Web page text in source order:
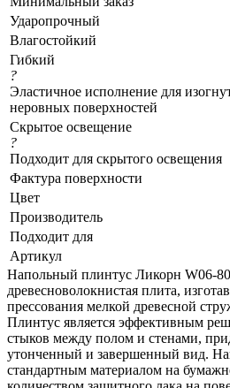
Ударопрочный
Влагостойкий
Гибкий
?
Эластичное исполнение для
неровных поверхностей
Скрытое освещение
?
Подходит для скрытого освещения
Фактура поверхности
Цвет
Производитель
Подходит для
Артикул
Напольный плинтус Ликорн W06-
древесноволокнистая плита,
прессования мелкой древесной
Плинтус является эффективным
стыков между полом и стенами,
утонченный и завершенный вид.
стандартным материалом на